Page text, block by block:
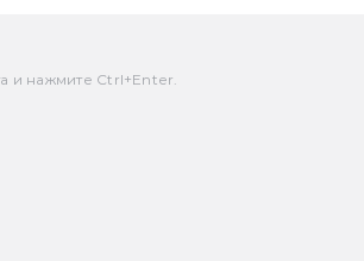
и нажмите Ctrl+Enter.